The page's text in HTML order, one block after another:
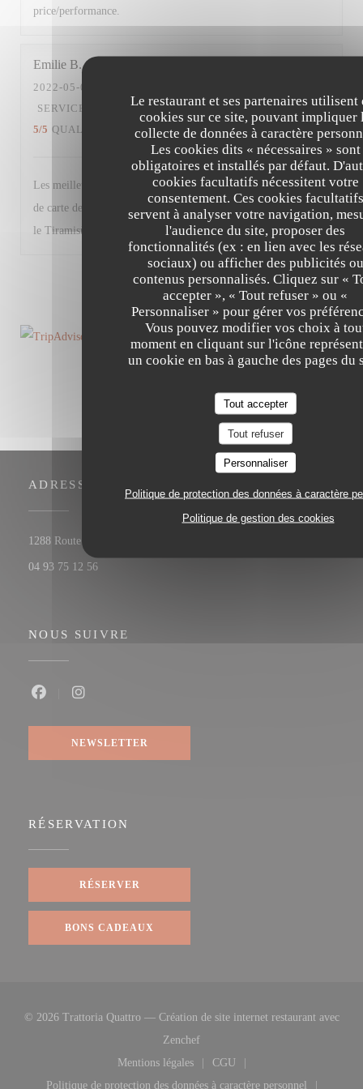
Le restaurant et ses partenaires utilisent
cookies sur ce site, pouvant impliquer
collecte de données à caractère
Les cookies dits « nécessaires » sont
obligatoires et installés par défaut.
cookies facultatifs nécessitent votre
consentement. Ces cookies facultatifs
servent à analyser votre navigation,
l'audience du site, proposer des
fonctionnalités (ex : en lien avec les
sociaux) ou afficher des publicités ou
contenus personnalisés. Cliquez sur «
accepter », « Tout refuser » ou «
Personnaliser » pour gérer vos
Vous pouvez modifier vos choix à
moment en cliquant sur l'icône
un cookie en bas à gauche des pages du
Tout accepter
Tout refuser
Personnaliser
Politique de protection des données à caractère
Politique de gestion des cookies
price/performance.
Emilie B
2022-05-03
SERVICE
AMBIANCE: 5/5 CUISINE:
5/5 QUALITÉ / PRIX: 4 /5
Les meilleurs plats n’étaient déjà plus disponibles + changement
de carte des desserts (moins de choix et produits basiques à part
le Tiramisù). Très bon restaurant malgré tout.
1 2 3
ADRESSE
1288 Route de Cannes 06560 Valbonne
04 93 75 12 56
NOUS SUIVRE
NEWSLETTER
RÉSERVATION
RÉSERVER
BONS CADEAUX
© 2026 Trattoria Quattro — Création de site internet restaurant avec
Zenchef((ouvre une nouvelle fenêtre))
Mentions légales
((ouvre une nouvelle fenêtre))
CGU
((ouvre une nouvelle
Politique de protection des données à caractère personnel